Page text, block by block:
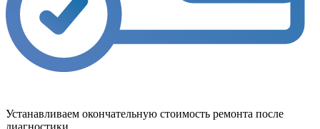
Устанавливаем окончательную стоимость ремонта после
диагностики